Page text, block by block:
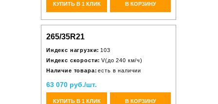
КУПИТЬ В 1 КЛИК В КОРЗИНУ
265/35R21
Индекс нагрузки: 103
Индекс скорости: V(до 240 км/ч)
Наличие товара: есть в наличии
63 070 руб./шт.
КУПИТЬ В 1 КЛИК В КОРЗИНУ